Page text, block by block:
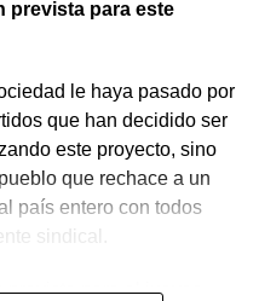
prevista para este
le haya pasado por
que han decidido ser
este proyecto, sino
que rechace a un
país entero con todos
sindical.
para el jueves,